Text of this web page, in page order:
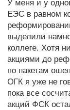
У меня и у
ЕЭС в равном
выделили
коллеге. Хотя
акциями до
по пакетам
ОГК я уже не
пока все
акций ФСК